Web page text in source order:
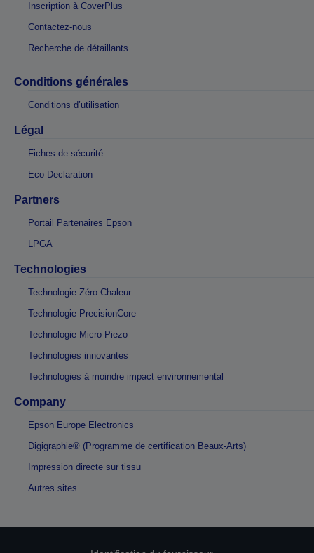
Inscription à CoverPlus
Contactez-nous
Recherche de détaillants
Conditions générales
Conditions d’utilisation
Légal
Fiches de sécurité
Eco Declaration
Partners
Portail Partenaires Epson
LPGA
Technologies
Technologie Zéro Chaleur
Technologie PrecisionCore
Technologie Micro Piezo
Technologies innovantes
Technologies à moindre impact environnemental
Company
Epson Europe Electronics
Digigraphie® (Programme de certification Beaux-Arts)
Impression directe sur tissu
Autres sites